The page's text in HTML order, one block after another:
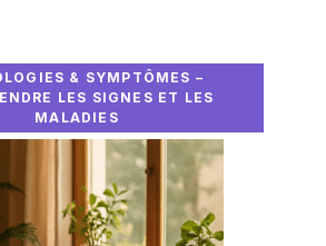
& SYMPTÔMES –
LES SIGNES ET LES
MALADIES